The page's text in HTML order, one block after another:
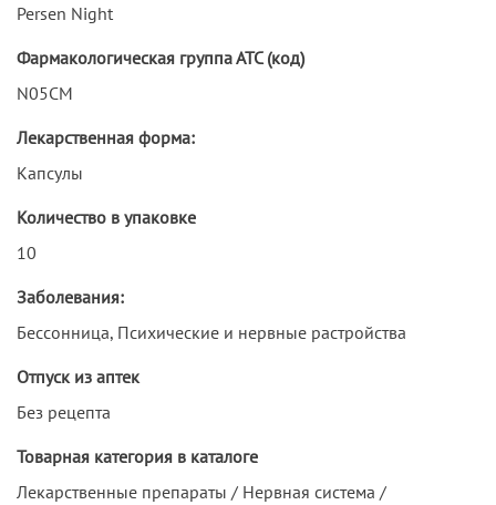
Persen Night
Фармакологическая группа АТС (код)
N05CM
Лекарственная форма:
Капсулы
Количество в упаковке
10
Заболевания:
Бессонница, Психические и нервные растройства
Отпуск из аптек
Без рецепта
Товарная категория в каталоге
Лекарственные препараты / Нервная система /